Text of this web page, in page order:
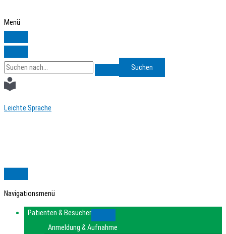
Inhalt
springen
Menü
Search
for:
Leichte Sprache
Navigationsmenü
Patienten & Besucher
Anmeldung & Aufnahme